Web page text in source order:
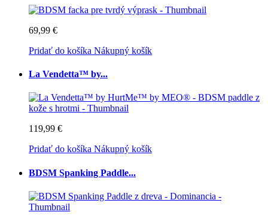
69,99 €
Pridať do košíka Nákupný košík
La Vendetta™ by...
119,99 €
Pridať do košíka Nákupný košík
BDSM Spanking Paddle...